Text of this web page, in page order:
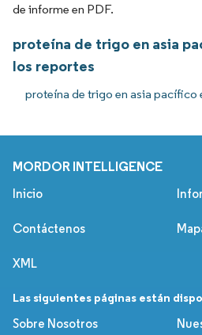
de informe en PDF.
proteína de trigo en asia
los reportes
proteína de trigo en asia pacífico
MORDOR INTELLIGENCE
Inicio
Contáctenos
XML
Las siguientes páginas están
Sobre Nosotros